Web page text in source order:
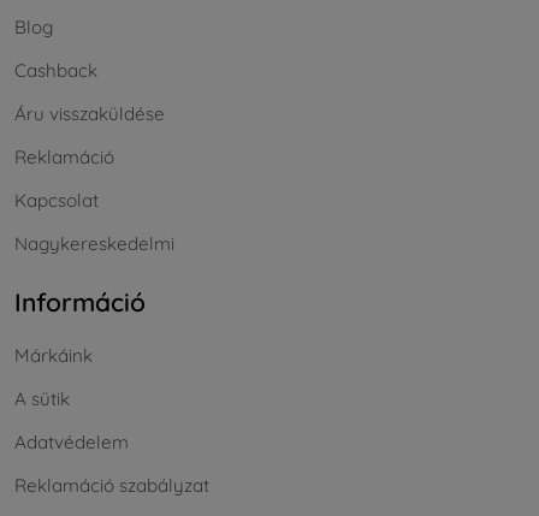
Blog
Cashback
Áru visszaküldése
Reklamáció
Kapcsolat
Nagykereskedelmi
Információ
Márkáink
A sütik
Adatvédelem
Reklamáció szabályzat